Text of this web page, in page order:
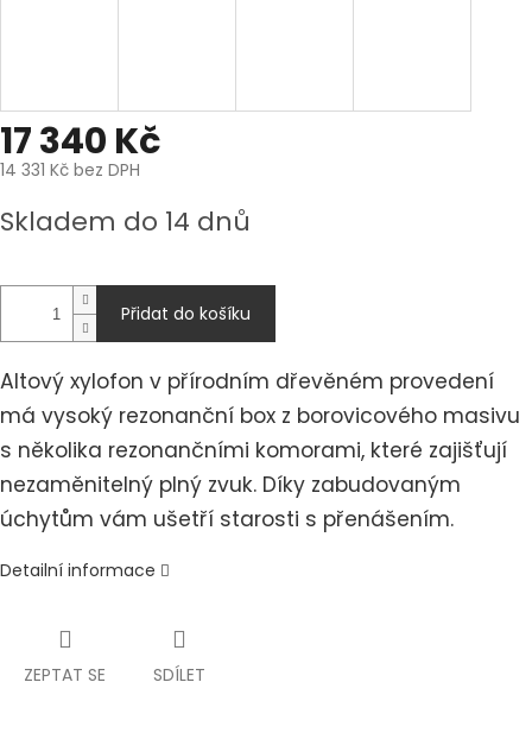
17 340 Kč
14 331 Kč bez DPH
cena:
Skladem do 14 dnů
Přidat do košíku
Altový xylofon v přírodním dřevěném provedení
má vysoký rezonanční box z borovicového masivu
s několika rezonančními komorami, které zajišťují
nezaměnitelný plný zvuk. Díky zabudovaným
úchytům vám ušetří starosti s přenášením.
Detailní informace
ZEPTAT SE SDÍLET